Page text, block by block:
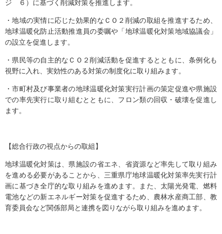
ジ ６）に基づく削減対策を推進します。
・地域の実情に応じた効果的なＣＯ２削減の取組を推進するため、
地球温暖化防止活動推進員の委嘱や「地球温暖化対策地域協議会」
の設立を促進します。
・県民等の自主的なＣＯ２削減活動を促進するとともに、条例化も
視野に入れ、実効性のある対策の制度化に取り組みます。
・市町村及び事業者の地球温暖化対策実行計画の策定促進や県施設
での率先実行に取り組むとともに、フロン類の回収・破壊を促進し
ます。
【総合行政の視点からの取組】
地球温暖化対策は、県施設の省エネ、省資源など率先して取り組み
を進める必要があることから、三重県庁地球温暖化対策率先実行計
画に基づき全庁的な取り組みを進めます。また、太陽光発電、燃料
電池などの新エネルギー対策を促進するため、農林水産商工部、教
育委員会など関係部局と連携を図りながら取り組みを進めます。